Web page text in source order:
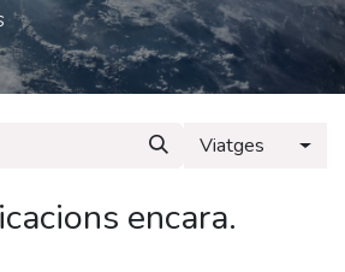
Viatges
encara.